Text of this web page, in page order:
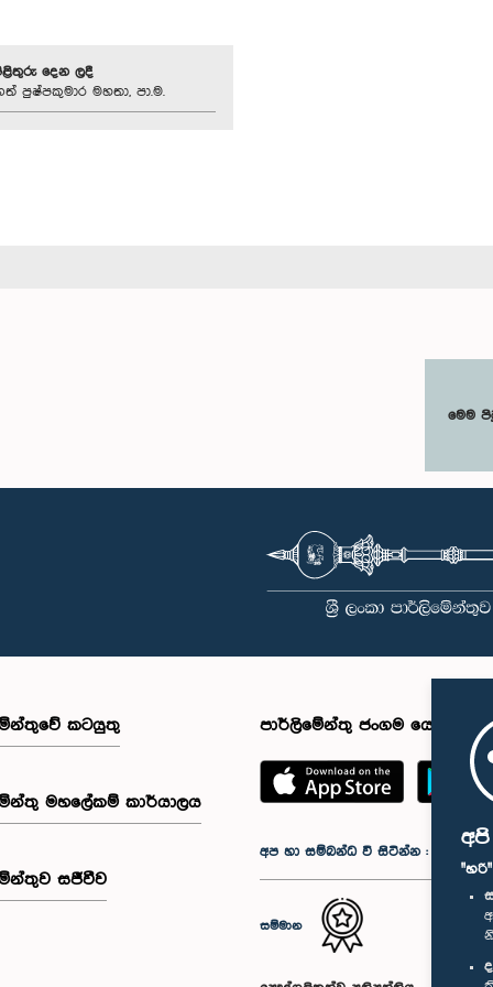
දෙන ලදී
පුෂ්පකුමාර මහතා, පා.ම.
මෙම
කටයුතු
මහලේකම් කාර්යාලය
සජීවීව
පාර්ලිමේන්තු ජංගම යෙදුම
අප හා සම්බන්ධ වී සිටින්න :
සම්මාන